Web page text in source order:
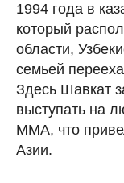
1994 года в
который
области,
семьей
Здесь Шавкат
выступать на
ММА, что
Азии.